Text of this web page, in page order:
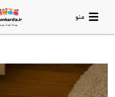
منو